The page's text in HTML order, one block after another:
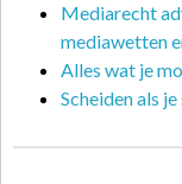
Mediarecht
mediawetten
Alles wat je
Scheiden als